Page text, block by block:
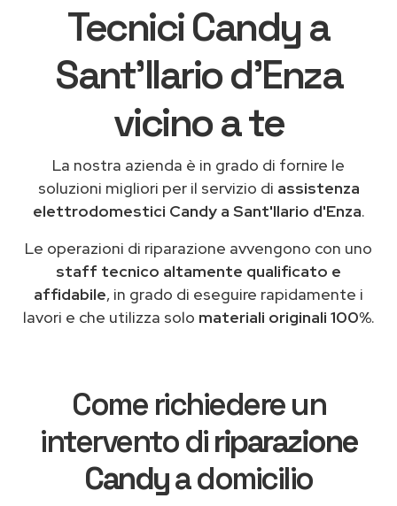
Tecnici Candy a
Sant'Ilario d'Enza
vicino a te
La nostra azienda è in grado di fornire le
soluzioni migliori per il servizio di assistenza
elettrodomestici Candy a Sant'Ilario d'Enza.
Le operazioni di riparazione avvengono con uno
staff tecnico altamente qualificato e
affidabile, in grado di eseguire rapidamente i
lavori e che utilizza solo materiali originali 100%.
Come richiedere un
intervento diriparazione
Candya domicilio